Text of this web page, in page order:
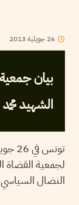
26 جويلية 2013
بيان
الشهيد
لجمعية القضاة
النضال